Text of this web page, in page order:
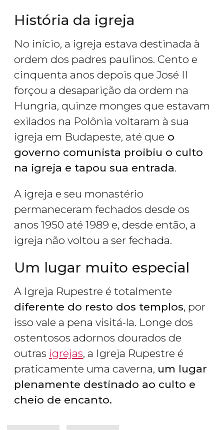
História da igreja
No início, a igreja estava destinada à
ordem dos padres paulinos. Cento e
cinquenta anos depois que José II
forçou a desaparição da ordem na
Hungria, quinze monges que estavam
exilados na Polônia voltaram à sua
igreja em Budapeste, até que o
governo comunista proibiu o culto
na igreja e tapou sua entrada.
A igreja e seu monastério
permaneceram fechados desde os
anos 1950 até 1989 e, desde então, a
igreja não voltou a ser fechada.
Um lugar muito especial
A Igreja Rupestre é totalmente
diferente do resto dos templos, por
isso vale a pena visitá-la. Longe dos
ostentosos adornos dourados de
outras igrejas, a Igreja Rupestre é
praticamente uma caverna, um lugar
plenamente destinado ao culto e
cheio de encanto.